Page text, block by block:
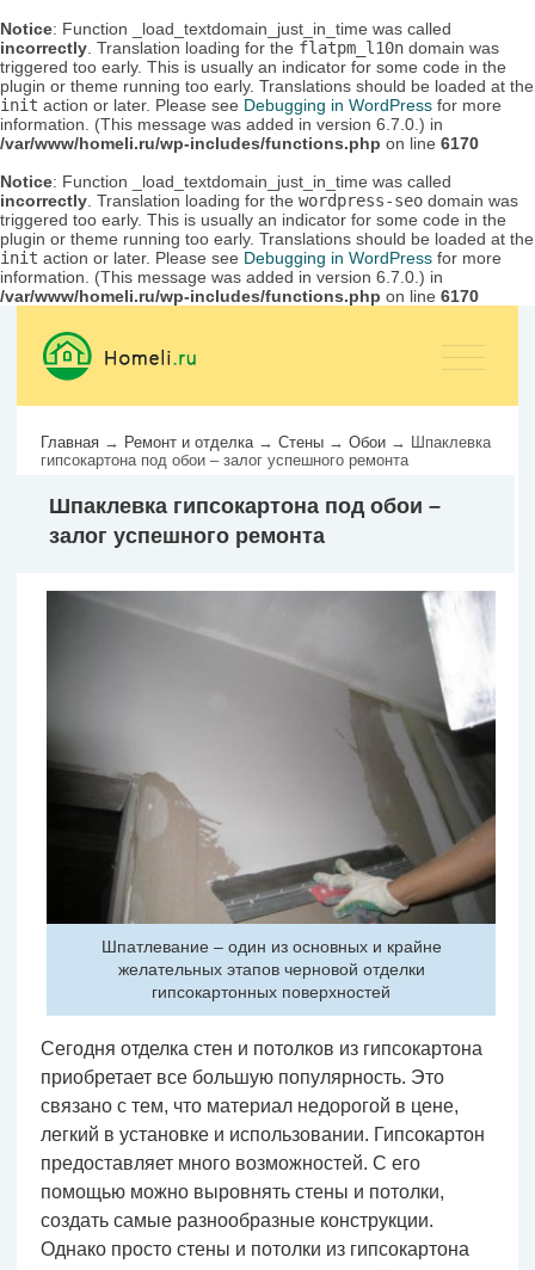
Notice: Function _load_textdomain_just_in_time was called
incorrectly . Translation loading for the flatpm_l10n domain was
triggered too early. This is usually an indicator for some code in the
plugin or theme running too early. Translations should be loaded at the
init action or later. Please see Debugging in WordPress for more
information. (This message was added in version 6.7.0.) in
/var/www/homeli.ru/wp-includes/functions.php on line 6170
Notice: Function _load_textdomain_just_in_time was called
incorrectly . Translation loading for the wordpress-seo domain was
triggered too early. This is usually an indicator for some code in the
plugin or theme running too early. Translations should be loaded at the
init action or later. Please see Debugging in WordPress for more
information. (This message was added in version 6.7.0.) in
/var/www/homeli.ru/wp-includes/functions.php on line 6170
Главная → Ремонт и отделка → Стены → Обои → Шпаклевка
гипсокартона под обои – залог успешного ремонта
Шпаклевка гипсокартона под обои –
залог успешного ремонта
Шпатлевание – один из основных и крайне
желательных этапов черновой отделки
гипсокартонных поверхностей
Сегодня отделка стен и потолков из гипсокартона
приобретает все большую популярность. Это
связано с тем, что материал недорогой в цене,
легкий в установке и использовании. Гипсокартон
предоставляет много возможностей. С его
помощью можно выровнять стены и потолки,
создать самые разнообразные конструкции.
Однако просто стены и потолки из гипсокартона